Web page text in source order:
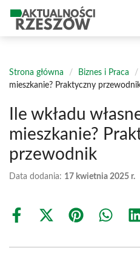
treści
Strona główna / Biznes i Praca /
mieszkanie? Praktyczny
Ile wkładu
mieszkanie?
przewodnik
Data dodania: 17 kwietnia 2025 r.
Share
Share
(Twitter)
Share Share